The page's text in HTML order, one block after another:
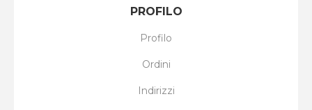
PROFILO
Profilo
Ordini
Indirizzi